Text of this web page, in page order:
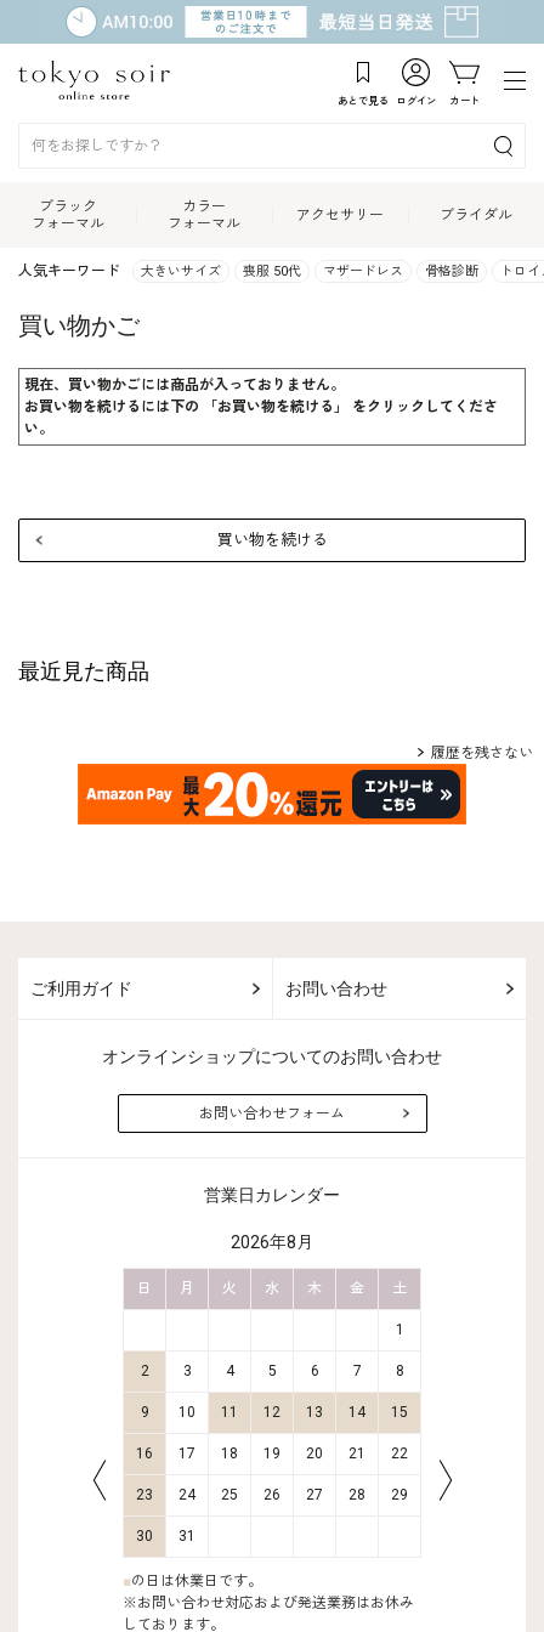
あとで見る ログイン カート
ブラック
フォーマル
カラー
フォーマル
アクセサリー ブライダル
人気キーワード 大きいサイズ 喪服 50代 マザードレス 骨格診断 トロ
買い物かご
現在、買い物かごには商品が入っておりません。
お買い物を続けるには下の 「お買い物を続ける」 をクリックしてくださ
い。
買い物を続ける
最近見た商品
履歴を残さない
ご利用ガイド お問い合わせ
オンラインショップについてのお問い合わせ
お問い合わせフォーム
営業日カレンダー
2026年8月
日 月 火 水 木 金 土
1
2 3 4 5 6 7 8
9 10 11 12 13 14 15
16 17 18 19 20 21 22
23 24 25 26 27 28 29
30 31
■の日は休業日です。
※お問い合わせ対応および発送業務はお休み
しております。